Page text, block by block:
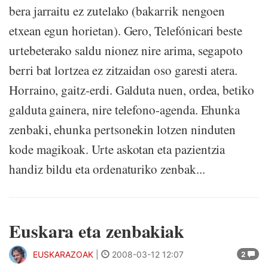
bera jarraitu ez zutelako (bakarrik nengoen
etxean egun horietan). Gero, Telefónicari beste
urtebeterako saldu nionez nire arima, segapoto
berri bat lortzea ez zitzaidan oso garesti atera.
Horraino, gaitz-erdi. Galduta nuen, ordea, betiko
galduta gainera, nire telefono-agenda. Ehunka
zenbaki, ehunka pertsonekin lotzen ninduten
kode magikoak. Urte askotan eta pazientzia
handiz bildu eta ordenaturiko zenbak...
Euskara eta zenbakiak
2
EUSKARAZOAK 2008-03-12 12:07